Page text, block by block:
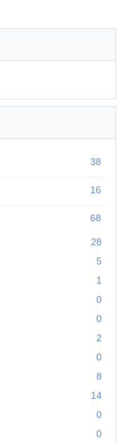
38
16
68
28
5
1
0
0
2
0
8
14
0
0